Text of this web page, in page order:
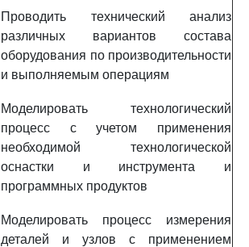
Проводить технический анализ
различных вариантов состава
оборудования по производительности
и выполняемым операциям
Моделировать технологический
процесс с учетом применения
необходимой технологической
оснастки и инструмента и
программных продуктов
Моделировать процесс измерения
деталей и узлов с применением